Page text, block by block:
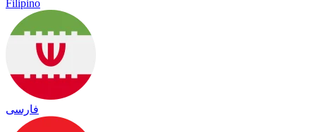
Filipino
فارسی